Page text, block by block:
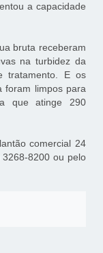
a capacidade
bruta receberam
na turbidez da
tratamento. E os
foram limpos para
que atinge 290
comercial 24
8200 ou pelo